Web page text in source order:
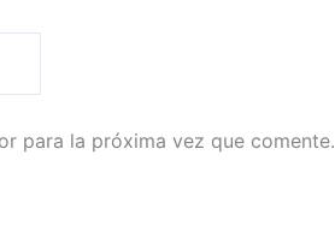
para la próxima vez que comente.